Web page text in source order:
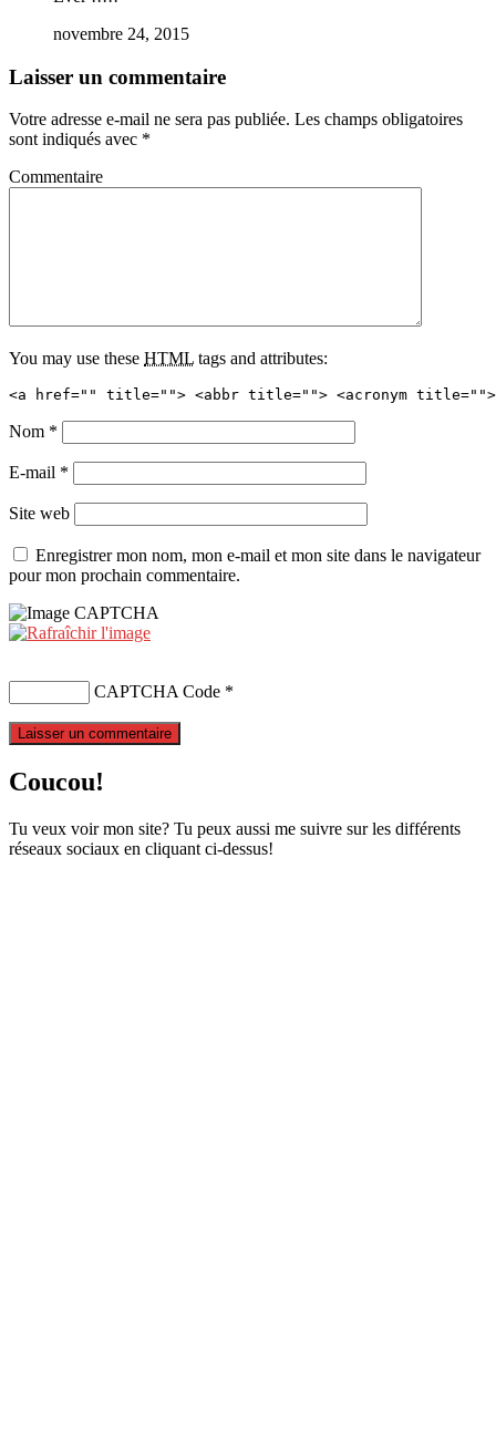
novembre 24, 2015
Laisser un commentaire
Votre adresse e-mail ne sera pas publiée. Les champs obligatoires
sont indiqués avec *
Commentaire
You may use these HTML tags and attributes:
<a href="" title=""> <abbr title=""> <acronym title="">
Nom *
E-mail *
Site web
Enregistrer mon nom, mon e-mail et mon site dans le navigateur
pour mon prochain commentaire.
CAPTCHA Code *
Coucou!
Tu veux voir mon site? Tu peux aussi me suivre sur les différents
réseaux sociaux en cliquant ci-dessus!